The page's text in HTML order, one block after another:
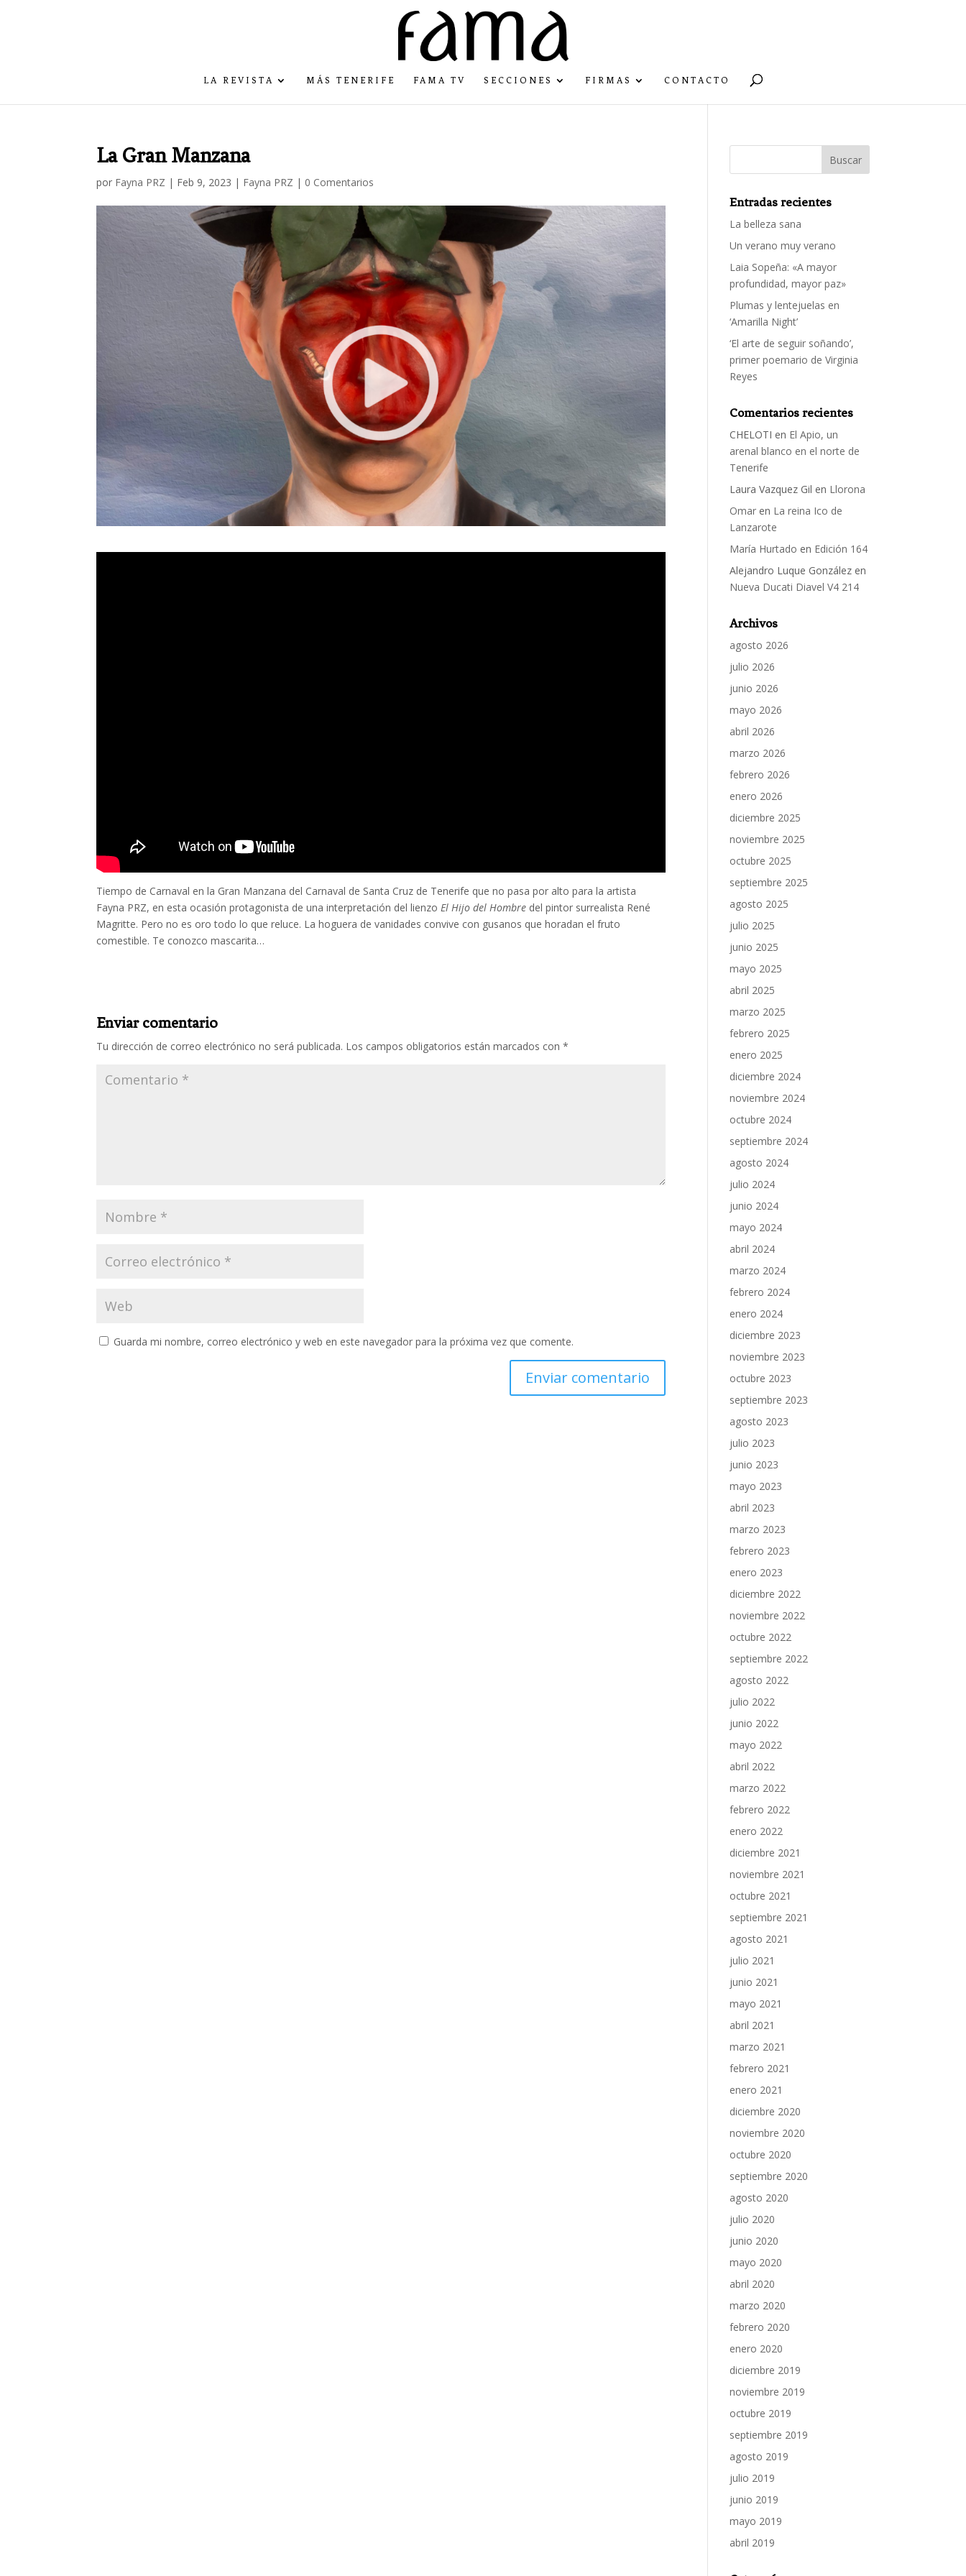
LA REVISTA MÁS TENERIFE FAMA TV SECCIONES FIRMAS CONTACTO
La Gran Manzana
por Fayna PRZ | Feb 9, 2023 | Fayna PRZ | 0 Comentarios
Tiempo de Carnaval en la Gran Manzana del Carnaval de Santa Cruz de Tenerife que no pasa por alto para la artista
Fayna PRZ, en esta ocasión protagonista de una interpretación del lienzo El Hijo del Hombre del pintor surrealista René
Magritte. Pero no es oro todo lo que reluce. La hoguera de vanidades convive con gusanos que horadan el fruto
comestible. Te conozco mascarita…
Enviar comentario
Tu dirección de correo electrónico no será publicada. Los campos obligatorios están marcados con*
Guarda mi nombre, correo electrónico y web en este navegador para la próxima vez que comente.
Entradas recientes
La belleza sana
Un verano muy verano
Laia Sopeña: «A mayor
profundidad, mayor paz»
Plumas y lentejuelas en
‘Amarilla Night’
‘El arte de seguir soñando’,
primer poemario de Virginia
Reyes
Comentarios recientes
CHELOTI en El Apio, un
arenal blanco en el norte de
Tenerife
Laura Vazquez Gil en Llorona
Omar en La reina Ico de
Lanzarote
María Hurtado en Edición 164
Alejandro Luque González en
Nueva Ducati Diavel V4 214
Archivos
agosto 2026
julio 2026
junio 2026
mayo 2026
abril 2026
marzo 2026
febrero 2026
enero 2026
diciembre 2025
noviembre 2025
octubre 2025
septiembre 2025
agosto 2025
julio 2025
junio 2025
mayo 2025
abril 2025
marzo 2025
febrero 2025
enero 2025
diciembre 2024
noviembre 2024
octubre 2024
septiembre 2024
agosto 2024
julio 2024
junio 2024
mayo 2024
abril 2024
marzo 2024
febrero 2024
enero 2024
diciembre 2023
noviembre 2023
octubre 2023
septiembre 2023
agosto 2023
julio 2023
junio 2023
mayo 2023
abril 2023
marzo 2023
febrero 2023
enero 2023
diciembre 2022
noviembre 2022
octubre 2022
septiembre 2022
agosto 2022
julio 2022
junio 2022
mayo 2022
abril 2022
marzo 2022
febrero 2022
enero 2022
diciembre 2021
noviembre 2021
octubre 2021
septiembre 2021
agosto 2021
julio 2021
junio 2021
mayo 2021
abril 2021
marzo 2021
febrero 2021
enero 2021
diciembre 2020
noviembre 2020
octubre 2020
septiembre 2020
agosto 2020
julio 2020
junio 2020
mayo 2020
abril 2020
marzo 2020
febrero 2020
enero 2020
diciembre 2019
noviembre 2019
octubre 2019
septiembre 2019
agosto 2019
julio 2019
junio 2019
mayo 2019
abril 2019